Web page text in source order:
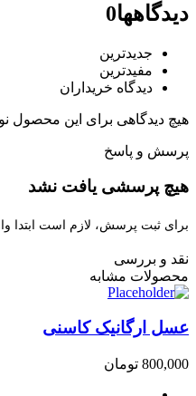
دیدگاهها0
جدیدترین
مفیدترین
دیدگاه خریداران
هیچ دیدگاهی برای این محصول
پرسش و پاسخ
هیچ پرسشی یافت نشد
برای ثبت پرسش، لازم است ابتدا
نقد و بررسی
محصولات مشابه
عسل ارگانیک کاسنی
800,000 تومان